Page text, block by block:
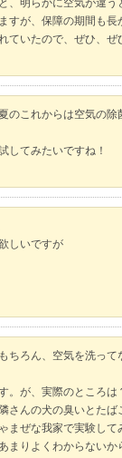
すが、保障の期間も
ていたので、ぜひ、
のこれからは空気の除
してみたいですね！
しいですが
ちろん、空気を洗っ
。が、実際のところは
さんの犬の臭いとた
まぜな我家で実験して
まりよくわからないか